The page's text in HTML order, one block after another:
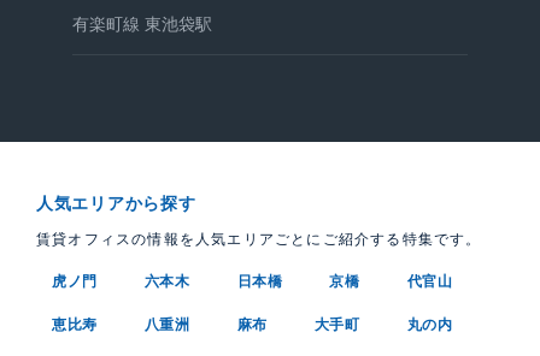
有楽町線 東池袋駅
人気エリアから探す
賃貸オフィスの情報を人気エリアごとにご紹介する特集です。
虎ノ門 六本木 日本橋 京橋 代官山
恵比寿 八重洲 麻布 大手町 丸の内